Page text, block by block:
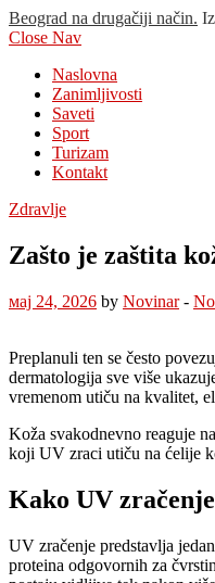
Beograd na drugačiji način.
Close Nav
Naslovna
Zanimljivosti
Saveti
Sport
Turizam
Kontakt
Zdravlje
Zašto je zaštita
мај 24, 2026 by Novinar-
Preplanuli ten se često
dermatologija sve više
vremenom utiču na kvalitet,
Koža svakodnevno reaguje
koji UV zraci utiču na ćelije
Kako UV
UV zračenje predstavlja
proteina odgovornih za